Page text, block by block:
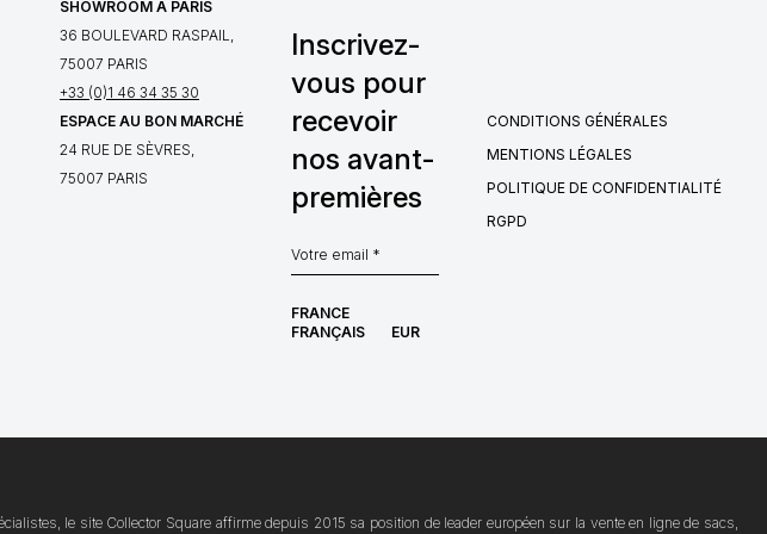
Inscrivez-
vous pour
recevoir
nos avant-
premières
CONDITIONS GÉNÉRALES
MENTIONS LÉGALES
POLITIQUE DE CONFIDENTIALITÉ
RGPD
SHOWROOM À PARIS
36 BOULEVARD RASPAIL,
75007 PARIS
+33 (0)1 46 34 35 30
ESPACE AU BON MARCHÉ
24 RUE DE SÈVRES,
75007 PARIS
FRANCE
FRANÇAIS
EUR
le site Collector Square affirme depuis 2015 sa position de leader européen sur la vente en ligne de sacs,